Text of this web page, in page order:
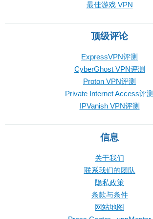
最佳游戏 VPN
顶级评论
ExpressVPN评测
CyberGhost VPN评测
Proton VPN评测
Private Internet Access评测
IPVanish VPN评测
信息
关于我们
联系我们的团队
隐私政策
条款与条件
网站地图